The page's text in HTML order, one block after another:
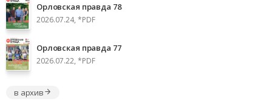
Орловская правда 78
2026.07.24, *PDF
Орловская правда 77
2026.07.22, *PDF
в архив